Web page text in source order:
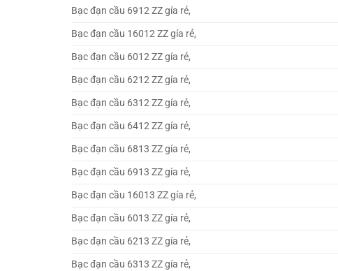
Bạc đạn cầu 6912 ZZ gía rẻ,
Bạc đạn cầu 16012 ZZ gía rẻ,
Bạc đạn cầu 6012 ZZ gía rẻ,
Bạc đạn cầu 6212 ZZ gía rẻ,
Bạc đạn cầu 6312 ZZ gía rẻ,
Bạc đạn cầu 6412 ZZ gía rẻ,
Bạc đạn cầu 6813 ZZ gía rẻ,
Bạc đạn cầu 6913 ZZ gía rẻ,
Bạc đạn cầu 16013 ZZ gía rẻ,
Bạc đạn cầu 6013 ZZ gía rẻ,
Bạc đạn cầu 6213 ZZ gía rẻ,
Bạc đạn cầu 6313 ZZ gía rẻ,